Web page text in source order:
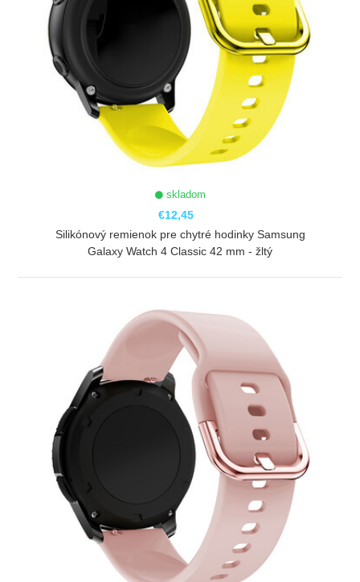
skladom
€12,45
Silikónový remienok pre chytré hodinky Samsung
Galaxy Watch 4 Classic 42 mm - žltý